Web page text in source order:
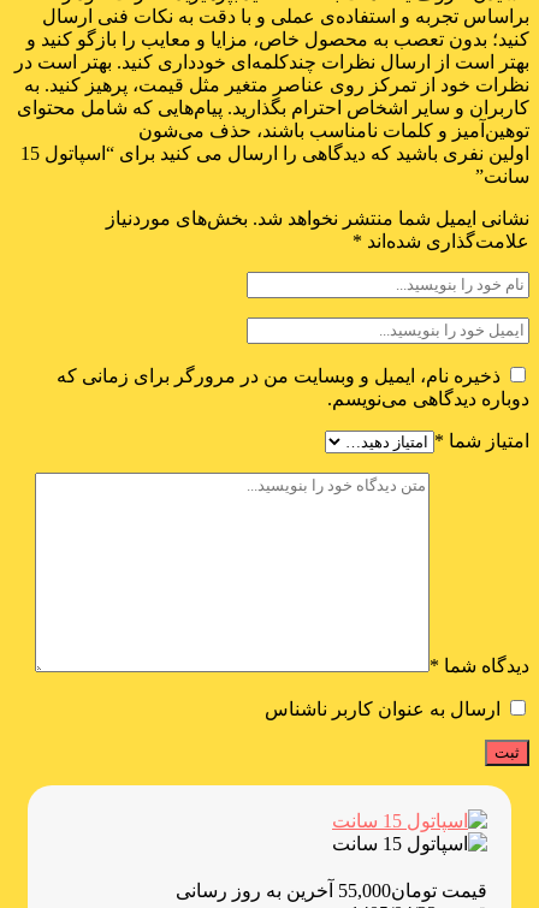
براساس تجربه و استفاده‌ی عملی و با دقت به نکات فنی ارسال
کنید؛ بدون تعصب به محصول خاص، مزایا و معایب را بازگو کنید و
بهتر است از ارسال نظرات چندکلمه‌‌ای خودداری کنید. بهتر است در
نظرات خود از تمرکز روی عناصر متغیر مثل قیمت، پرهیز کنید. به
کاربران و سایر اشخاص احترام بگذارید. پیام‌هایی که شامل محتوای
توهین‌آمیز و کلمات نامناسب باشند، حذف می‌شون
اولین نفری باشید که دیدگاهی را ارسال می کنید برای “اسپاتول 15
سانت”
نشانی ایمیل شما منتشر نخواهد شد. بخش‌های موردنیاز
علامت‌گذاری شده‌اند *
ذخیره نام، ایمیل و وبسایت من در مرورگر برای زمانی که
دوباره دیدگاهی می‌نویسم.
امتیاز شما *
دیدگاه شما *
ارسال به عنوان کاربر ناشناس
قیمت تومان55,000 آخرین به روز رسانی